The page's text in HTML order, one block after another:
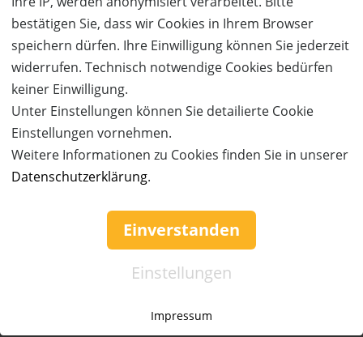
bestätigen Sie, dass wir Cookies in Ihrem Browser
speichern dürfen. Ihre Einwilligung können Sie jederzeit
widerrufen. Technisch notwendige Cookies bedürfen
keiner Einwilligung.
Unter Einstellungen können Sie detailierte Cookie
Einstellungen vornehmen.
Weitere Informationen zu Cookies finden Sie in unserer
Datenschutzerklärung.
Einverstanden
Einstellungen
Impressum
Bounce2Life. Entdecken Sie verschiedene
Anwendungen rund umWohlbefinden, Regeneration
und persönliche Balance – von „Abnehmen im
Liegen“über Beckenbodentherapie bis hin zu Access
Bars. Das Angebot richtet sich an Frauen und Männer
und verbindet moderne Anwendungen mit einem
ganzheitlichen Ansatz für Körper, Geist und Seele.
Verwendete belegte Informationen
Abnehmen im Liegen
Beckenbodentherapie
Angebot für Männer und Frauen
individuelle Betreuung